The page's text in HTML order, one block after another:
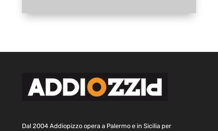
Dal 2004 Addiopizzo opera a Palermo e in Sicilia per